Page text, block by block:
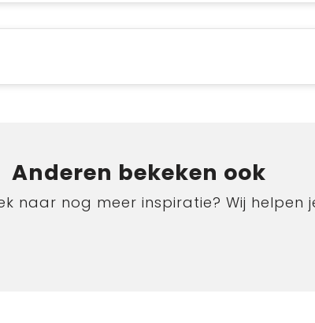
Anderen bekeken ook
naar nog meer inspiratie? Wij helpen